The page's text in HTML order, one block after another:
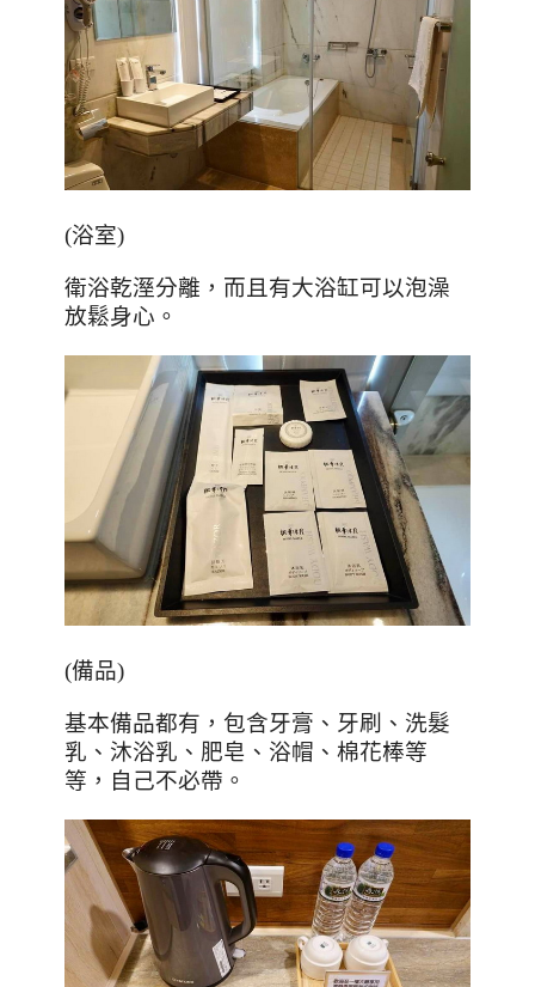
(浴室)
衛浴乾溼分離，而且有大浴缸可以泡澡
放鬆身心。
(備品)
基本備品都有，包含牙膏、牙刷、洗髮
乳、沐浴乳、肥皂、浴帽、棉花棒等
等，自己不必帶。